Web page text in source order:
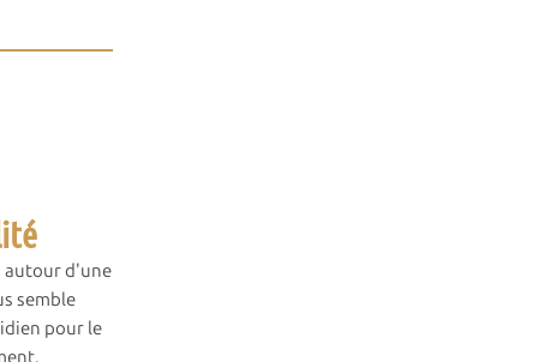
autour d'une
semble
pour le